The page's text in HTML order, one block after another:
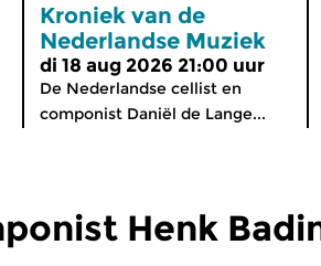
Kroniek van de
Nederlandse Muziek
di 18 aug 2026 21:00 uur
De Nederlandse cellist en
componist Daniël de Lange...
Henk